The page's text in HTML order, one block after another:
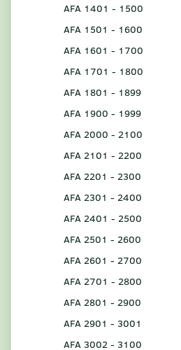
AFA 1401 - 1500
AFA 1501 - 1600
AFA 1601 - 1700
AFA 1701 - 1800
AFA 1801 - 1899
AFA 1900 - 1999
AFA 2000 - 2100
AFA 2101 - 2200
AFA 2201 - 2300
AFA 2301 - 2400
AFA 2401 - 2500
AFA 2501 - 2600
AFA 2601 - 2700
AFA 2701 - 2800
AFA 2801 - 2900
AFA 2901 - 3001
AFA 3002 - 3100